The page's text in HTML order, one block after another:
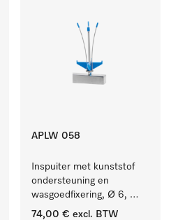
APLW 058
Inspuiter met kunststof
ondersteuning en
wasgoedfixering, Ø 6,
lengte 135 mm.
74,00 € excl. BTW